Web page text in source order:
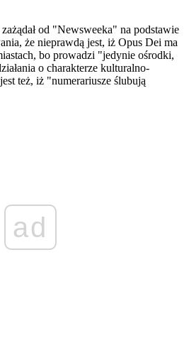
od "Newsweeka" na podstawie
że nieprawdą jest, iż Opus Dei ma
bo prowadzi "jedynie ośrodki,
o charakterze kulturalno-
też, iż "numerariusze ślubują
ad